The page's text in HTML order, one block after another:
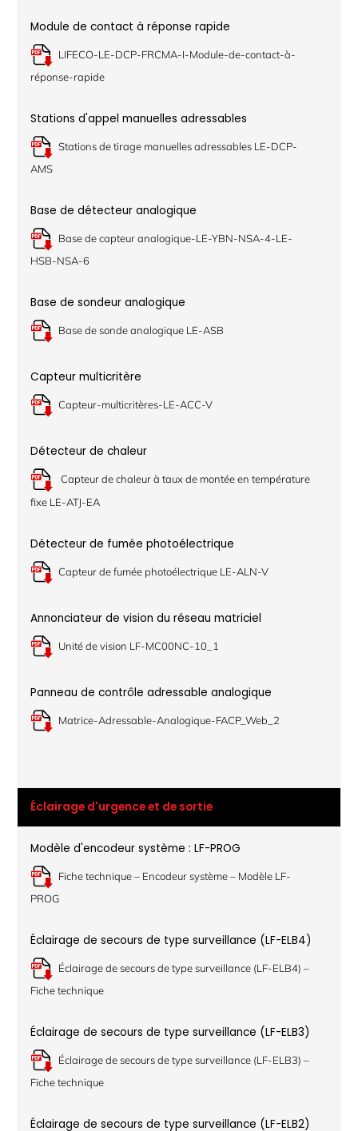
Module de contact à réponse rapide
LIFECO-LE-DCP-FRCMA-I-Module-de-contact-à-
réponse-rapide
Stations d'appel manuelles adressables
Stations de tirage manuelles adressables LE-DCP-
AMS
Base de détecteur analogique
Base de capteur analogique-LE-YBN-NSA-4-LE-
HSB-NSA-6
Base de sondeur analogique
Base de sonde analogique LE-ASB
Capteur multicritère
Capteur-multicritères-LE-ACC-V
Détecteur de chaleur
Capteur de chaleur à taux de montée en température
fixe LE-ATJ-EA
Détecteur de fumée photoélectrique
Capteur de fumée photoélectrique LE-ALN-V
Annonciateur de vision du réseau matriciel
Unité de vision LF-MC00NC-10_1
Panneau de contrôle adressable analogique
Matrice-Adressable-Analogique-FACP_Web_2
Éclairage d'urgence et de sortie
Modèle d'encodeur système : LF-PROG
Fiche technique – Encodeur système – Modèle LF-
PROG
Éclairage de secours de type surveillance (LF-ELB4)
Éclairage de secours de type surveillance (LF-ELB4) –
Fiche technique
Éclairage de secours de type surveillance (LF-ELB3)
Éclairage de secours de type surveillance (LF-ELB3) –
Fiche technique
Éclairage de secours de type surveillance (LF-ELB2)